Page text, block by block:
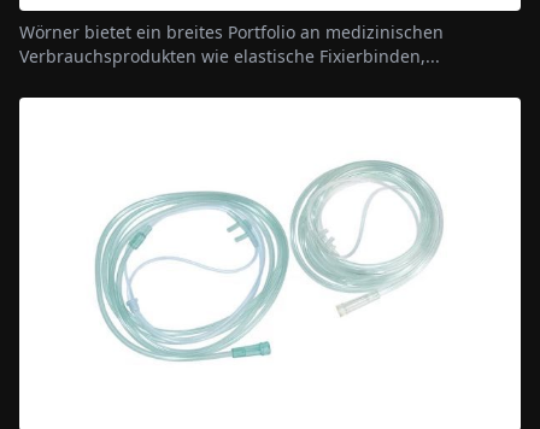
Wörner bietet ein breites Portfolio an medizinischen
Verbrauchsprodukten wie elastische Fixierbinden,...